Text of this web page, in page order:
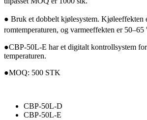
● Bruk et dobbelt kjølesystem.
romtemperaturen, og varmeeffekten er
●CBP-50L-E har et digitalt kontrollsystem
temperaturen.
●MOQ: 500 STK
CBP-50L-D
CBP-50L-E